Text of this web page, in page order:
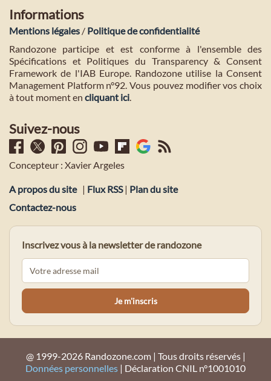
Informations
Mentions légales / Politique de confidentialité
Randozone participe et est conforme à l'ensemble des
Spécifications et Politiques du Transparency & Consent
Framework de l'IAB Europe. Randozone utilise la Consent
Management Platform n°92. Vous pouvez modifier vos choix
à tout moment en cliquant ici
Suivez-nous
Concepteur : Xavier Argeles
A propos du site | Flux RSS| Plan du site
Contactez-nous
Inscrivez vous à la newsletter de randozone
@ 1999-2026 Randozone.com | Tous droits réservés |
Données personnelles | Déclaration CNIL n°1001010